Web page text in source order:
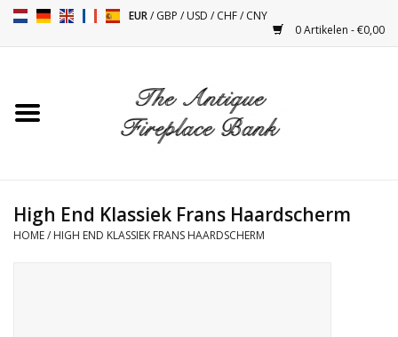
EUR/GBP /USD /CHF/CNY
0 Artikelen - €0,00
Toebehoren
High End Klassiek Frans Haardscherm
HOME/ HIGH END KLASSIEK FRANS HAARDSCHERM